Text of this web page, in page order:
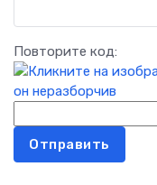
Повторите код:
Отправить